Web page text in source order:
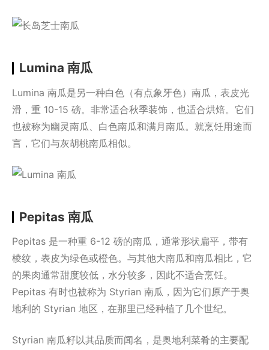
Lumina 南瓜
Lumina 南瓜是另一种白色（有点象牙色）南瓜，表皮光
滑，重 10-15 磅。非常适合秋季装饰，也适合烘焙。它们
也被称为幽灵南瓜、白色南瓜和满月南瓜。就烹饪用途而
言，它们与灰胡桃南瓜相似。
Pepitas 南瓜
Pepitas 是一种重 6-12 磅的南瓜，通常形状扁平，带有
棱纹，表皮为绿色或橙色。与其他大南瓜和南瓜相比，它
的果肉通常甜度较低，水分较多，因此不适合烹饪。
Pepitas 有时也被称为 Styrian 南瓜，因为它们原产于奥
地利的 Styrian 地区，在那里已经种植了几个世纪。
Styrian 南瓜籽以其品质而闻名，是奥地利菜肴的主要配